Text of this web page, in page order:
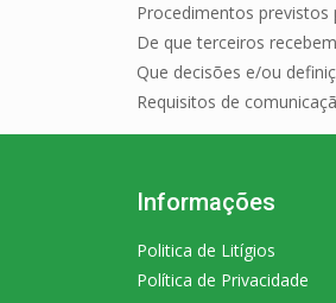
Procedimentos
De que terceiros
Que decisões e/ou
Requisitos de
Informações
Politica de Litígios
Política de Privacidade